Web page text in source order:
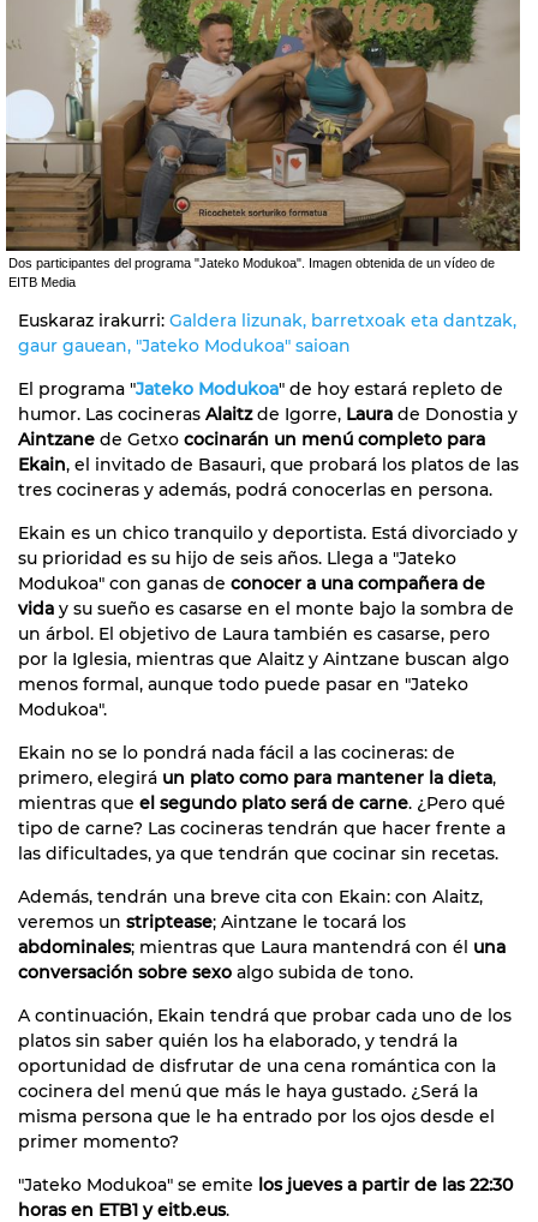
Dos participantes del programa "Jateko Modukoa". Imagen obtenida de un vídeo de
EITB Media
Euskaraz irakurri: Galdera lizunak, barretxoak eta dantzak,
gaur gauean, "Jateko Modukoa" saioan
El programa "Jateko Modukoa" de hoy estará repleto de
humor. Las cocineras Alaitzde Igorre, Laura de Donostia y
Aintzane de Getxo cocinarán un menú completo para
Ekain, el invitado de Basauri, que probará los platos de las
tres cocineras y además, podrá conocerlas en persona.
Ekain es un chico tranquilo y deportista. Está divorciado y
su prioridad es su hijo de seis años. Llega a "Jateko
Modukoa" con ganas de conocer a una compañera de
vida y su sueño es casarse en el monte bajo la sombra de
un árbol. El objetivo de Laura también es casarse, pero
por la Iglesia, mientras que Alaitz y Aintzane buscan algo
menos formal, aunque todo puede pasar en "Jateko
Modukoa".
Ekain no se lo pondrá nada fácil a las cocineras: de
primero, elegirá un plato como para mantener la dieta,
mientras que el segundo plato será de carne. ¿Pero qué
tipo de carne? Las cocineras tendrán que hacer frente a
las dificultades, ya que tendrán que cocinar sin recetas.
Además, tendrán una breve cita con Ekain: con Alaitz,
veremos un striptease; Aintzane le tocará los
abdominales; mientras que Laura mantendrá con él una
conversación sobre sexo algo subida de tono.
A continuación, Ekain tendrá que probar cada uno de los
platos sin saber quién los ha elaborado, y tendrá la
oportunidad de disfrutar de una cena romántica con la
cocinera del menú que más le haya gustado. ¿Será la
misma persona que le ha entrado por los ojos desde el
primer momento?
"Jateko Modukoa" se emite los jueves a partir de las 22:30
horas en ETB1 y eitb.eus.